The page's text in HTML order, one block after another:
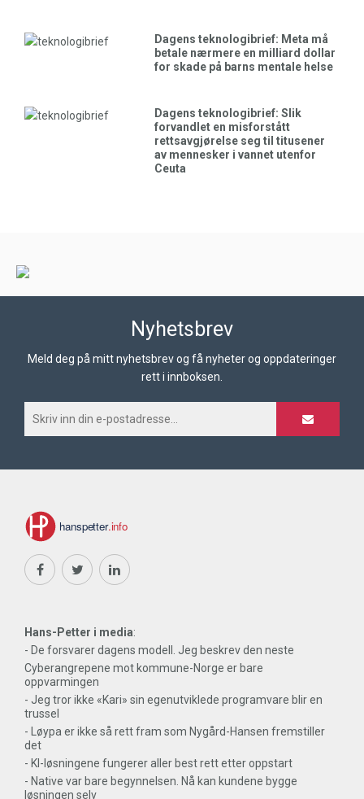
Dagens teknologibrief: Meta må
betale nærmere en milliard dollar
for skade på barns mentale helse
Dagens teknologibrief: Slik
forvandlet en misforstått
rettsavgjørelse seg til titusener
av mennesker i vannet utenfor
Ceuta
Nyhetsbrev
Meld deg på mitt nyhetsbrev og få nyheter og oppdateringer
rett i innboksen.
Hans-Petter i media:
- De forsvarer dagens modell. Jeg beskrev den neste
Cyberangrepene mot kommune-Norge er bare
oppvarmingen
- Jeg tror ikke «Kari» sin egenutviklede programvare blir en
trussel
- Løypa er ikke så rett fram som Nygård-Hansen fremstiller
det
- KI-løsningene fungerer aller best rett etter oppstart
- Native var bare begynnelsen. Nå kan kundene bygge
løsningen selv